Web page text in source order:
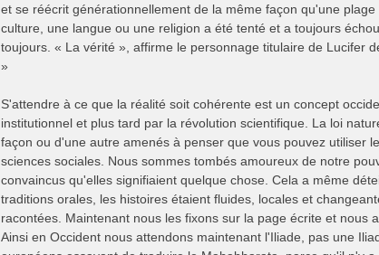
et se réécrit générationnellement de la même façon qu'une
culture, une langue ou une religion a été tenté et a toujours
toujours. « La vérité », affirme le personnage titulaire de Lucifer
»
S'attendre à ce que la réalité soit cohérente est un concept
institutionnel et plus tard par la révolution scientifique. La loi
façon ou d'une autre amenés à penser que vous pouvez utiliser
sciences sociales. Nous sommes tombés amoureux de notre
convaincus qu'elles signifiaient quelque chose. Cela a même
traditions orales, les histoires étaient fluides, locales et
racontées. Maintenant nous les fixons sur la page écrite et nous
Ainsi en Occident nous attendons maintenant l'Iliade, pas une